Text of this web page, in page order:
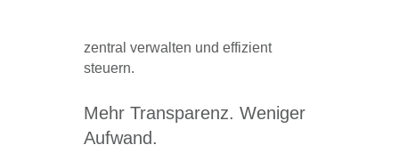
zentral verwalten und effizient
steuern.
Mehr Transparenz. Weniger
Aufwand.